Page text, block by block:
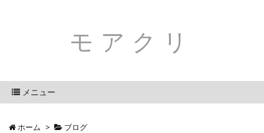
モアクリ
メニュー
ホーム > ブログ